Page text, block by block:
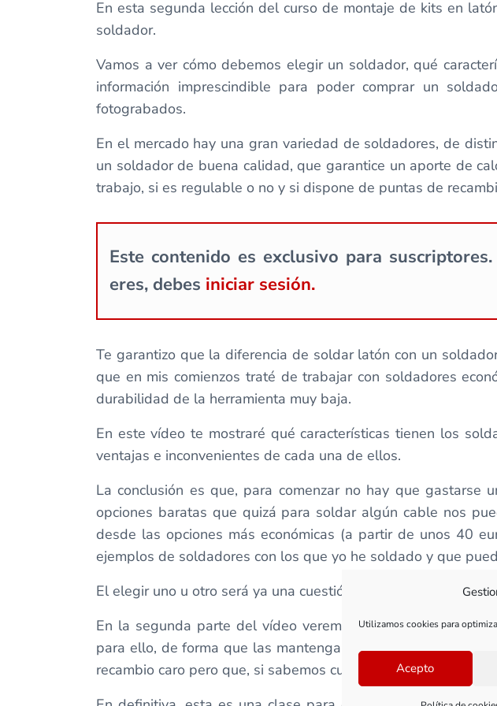
Utilizamos cookies para
Acepto
En esta segunda lección del curso de montaje de kits en
soldador.
Vamos a ver cómo debemos elegir un soldador, qué
información imprescindible para poder comprar un
fotograbados.
En el mercado hay una gran variedad de soldadores, de
un soldador de buena calidad, que garantice un aporte de
trabajo, si es regulable o no y si dispone de puntas de
Este contenido es exclusivo para
eres, debes iniciar sesión.
Te garantizo que la diferencia de soldar latón con un
que en mis comienzos traté de trabajar con soldadores
durabilidad de la herramienta muy baja.
En este vídeo te mostraré qué características tienen los
ventajas e inconvenientes de cada una de ellos.
La conclusión es que, para comenzar no hay que
opciones baratas que quizá para soldar algún cable nos
desde las opciones más económicas (a partir de unos 40
ejemplos de soldadores con los que yo he soldado y que
El elegir uno u otro será ya una cuestión de comodidad,
En la segunda parte del vídeo veremos también cómo
para ello, de forma que las mantengamos en las mejores
recambio caro pero que, si sabemos cuidarlas, tienen una gran